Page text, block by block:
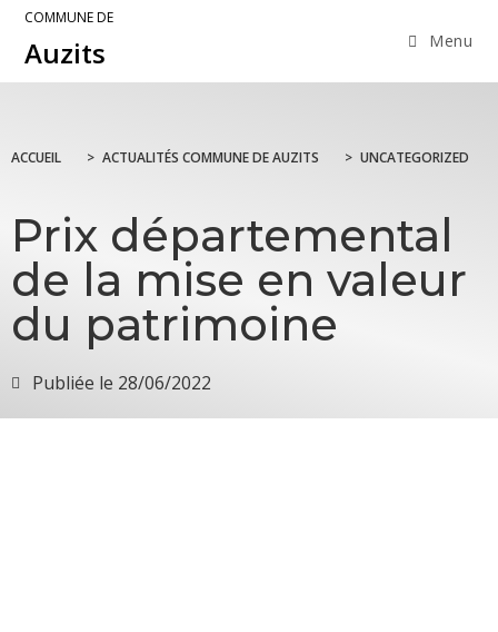
COMMUNE DE
Auzits Menu
ACCUEIL > ACTUALITÉS COMMUNE DE AUZITS > UNCATEGORIZED
Prix départemental
de la mise en valeur
du patrimoine
Publiée le 28/06/2022